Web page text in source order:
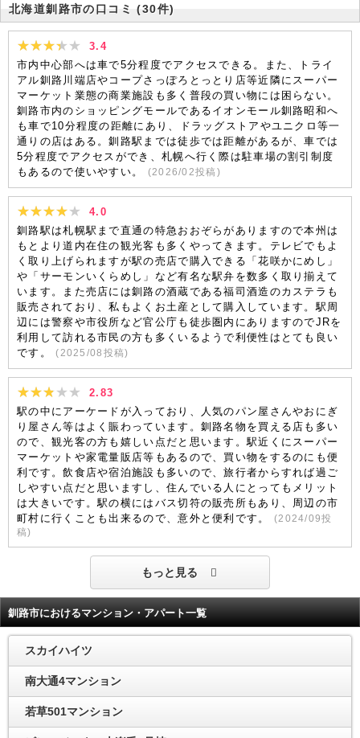
北海道釧路市の口コミ (30件)
3.4
市内中心部へは車で5分程度でアクセスできる。また、トライ
アル釧路川端店やコープさっぽろとっとり店等近隣にスーパー
マーケット業態の商業施設も多く普段の買い物には困らない。
釧路市内のショッピングモールであるイオンモール釧路昭和へ
も車で10分程度の距離にあり、ドラッグストアやユニクロ等一
通りの店はある。釧路駅までは徒歩では距離があるが、車では
5分程度でアクセスができ、札幌へ行く際は駐車場の割引制度
もあるので使いやすい。
(2026/02投稿)
4.0
釧路駅は札幌駅まで直通の特急おおぞらがありますので本州は
もとより道内在住の観光客も多くやってきます。テレビでもよ
く取り上げられますが駅の売店で購入できる「花咲かにめし」
や「サーモンいくらめし」など有名な駅弁を数多く取り揃えて
います。また売店には釧路の酒蔵である福司酒造のカステラも
販売されており、私もよくお土産として購入しています。駅周
辺には警察や市役所など官公庁も徒歩圏内にありますのでJRを
利用して訪れる市民の方も多くいるようで利便性はとても良い
です。
(2025/08 投稿)
2.83
駅の中にアーケードが入っており、人気のパン屋さんやおにぎ
り屋さん等はよく賑わっています。釧路名物を買える店も多い
ので、観光客の方も嬉しい点だと思います。駅近くにスーパー
マーケットや家電量販店等もあるので、買い物をするのにも便
利です。飲食店や宿泊施設も多いので、旅行者からすれば過ご
しやすい点だと思いますし、住んでいる人にとってもメリット
は大きいです。駅の横にはバス切符の販売所もあり、周辺の市
町村に行くことも出来るので、意外と便利です。
(2024/09投
稿)
もっと見る
釧路市におけるマンション・アパート一覧
スカイハイツ
南大通4マンション
若草501マンション